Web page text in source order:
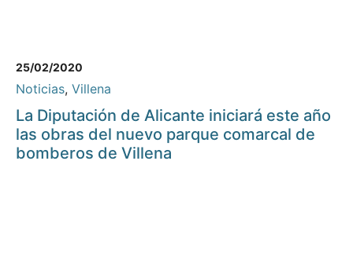
25/02/2020
Noticias, Villena
La Diputación de Alicante iniciará este año
las obras del nuevo parque comarcal de
bomberos de Villena